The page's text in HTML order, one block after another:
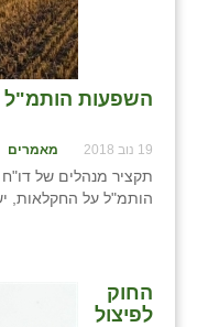
השפעות הותמ"ל
19 נוב 2018 מאמרים
תקציר מנהלים של
הותמ"ל על החקלאות,
החוק
לפיצול